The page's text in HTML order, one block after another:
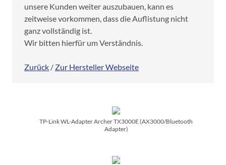
unsere Kunden weiter auszubauen, kann es
zeitweise vorkommen, dass die Auflistung nicht
ganz vollständig ist.
Wir bitten hierfür um Verständnis.
Zurück / Zur Hersteller Webseite
TP-Link WL-Adapter Archer TX3000E (AX3000/­Bluetooth
Adapter)